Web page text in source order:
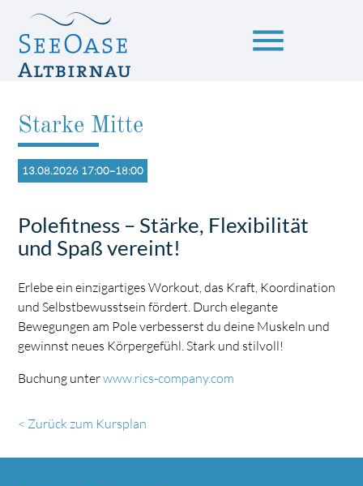
menu
Suchbegriffe
Starke Mitte
13.08.2026 17:00–18:00
Polefitness – Stärke, Flexibilität
und Spaß vereint!
Erlebe ein einzigartiges Workout, das Kraft, Koordination
und Selbstbewusstsein fördert. Durch elegante
Bewegungen am Pole verbesserst du deine Muskeln und
gewinnst neues Körpergefühl. Stark und stilvoll!
Buchung unterwww.rics-company.com
< Zurück zum Kursplan